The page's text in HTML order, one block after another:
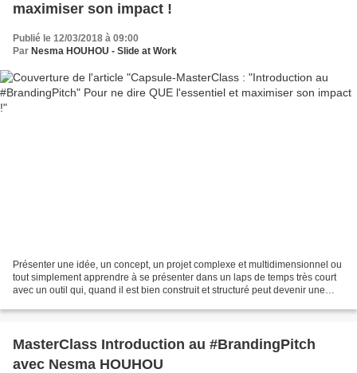
maximiser son impact !
Publié le 12/03/2018 à 09:00
Par Nesma HOUHOU - Slide at Work
Présenter une idée, un concept, un projet complexe et multidimensionnel ou
tout simplement apprendre à se présenter dans un laps de temps très court
avec un outil qui, quand il est bien construit et structuré peut devenir une
MasterClass Introduction au #BrandingPitch
avec Nesma HOUHOU